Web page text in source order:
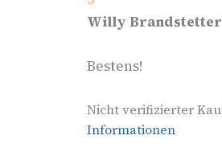
Willy Brandstetter
Bestens!
Nicht verifizierter
Informationen